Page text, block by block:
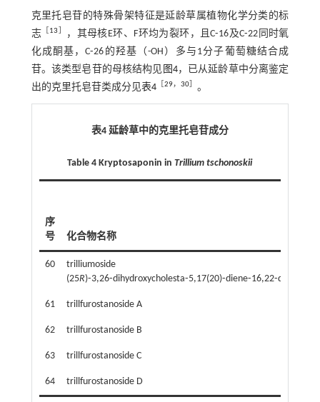
克里托皂苷的特殊骨架特征是延龄草属植物化学分类的标
志
13
，其母核E环、F环均为裂环，且C⁃16及C⁃22同时氧
化成酮基，C⁃26的羟基（-OH）多与1分子葡萄糖结合成
苷。该类型皂苷的母核结构见 图4，已从延龄草中分离鉴定
出的克里托皂苷类成分见表4 29， 30］ 。
表4 延龄草中的克里托皂苷成分
Table 4 Kryptosaponin inTrillium tschonoskii
序
号
化合物名称
60
trilliumoside
(25R
61 trillfurostanoside A
62 trillfurostanoside B
63 trillfurostanoside C
64 trillfurostanoside D